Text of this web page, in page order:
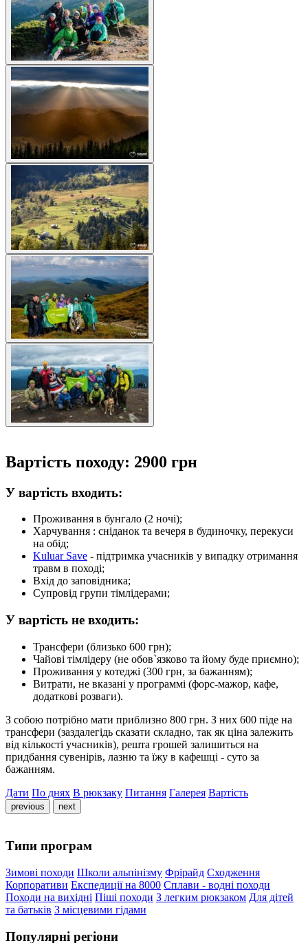
Вартість походу: 2900 грн
У вартість входить:
Проживання в бунгало (2 ночі);
Харчування : сніданок та вечеря в будиночку, перекуси
на обід;
Kuluar Save - підтримка учасників у випадку отримання
травм в поході;
Вхід до заповідника;
Супровід групи тімлідерами;
У вартість не входить:
Трансфери (близько 600 грн);
Чайові тімлідеру (не обов`язково та йому буде приємно);
Проживання у котеджі (300 грн, за бажанням);
Витрати, не вказані у программі (форс-мажор, кафе,
додаткові розваги).
З собою потрібно мати приблизно 800 грн. З них 600 піде на
трансфери (заздалегідь сказати складно, так як ціна залежить
від кількості учасників), решта грошей залишиться на
придбання сувенірів, лазню та їжу в кафешці - суто за
бажанням.
Дати По днях В рюкзаку Питання Галерея Вартість
previous next
Типи програм
Зимові походи Школи альпінізму Фрірайд Сходження
Корпоративи Експедиції на 8000 Сплави - водні походи
Походи на вихідні Піші походи З легким рюкзаком Для дітей
та батьків З місцевими гідами
Популярні регіони